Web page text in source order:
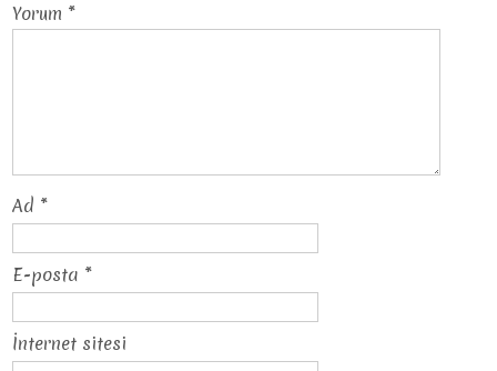
Yorum *
Ad *
E-posta *
İnternet sitesi